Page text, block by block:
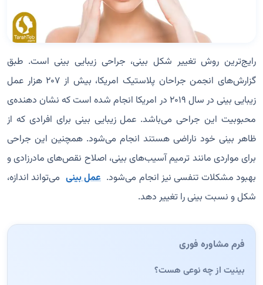
رایج‌ترین روش تغییر شکل بینی، جراحی زیبایی بینی است. طبق
گزارش‌های انجمن جراحان پلاستیک امریکا، بیش از ۲۰۷ هزار عمل
زیبایی بینی در سال ۲۰۱۹ در امریکا انجام شده است که نشان دهنده‌ی
محبوبیت این جراحی می‌باشد. عمل زیبایی بینی برای افرادی که از
ظاهر بینی خود ناراضی هستند انجام می‌شود. همچنین این جراحی
برای مواردی مانند ترمیم آسیب‌های بینی، اصلاح نقص‌های مادرزادی و
بهبود مشکلات تنفسی نیز انجام می‌شود. عمل بینی می‌تواند اندازه،
شکل و نسبت بینی را تغییر دهد.
فرم مشاوره فوری
بینیت از چه نوعی هست؟